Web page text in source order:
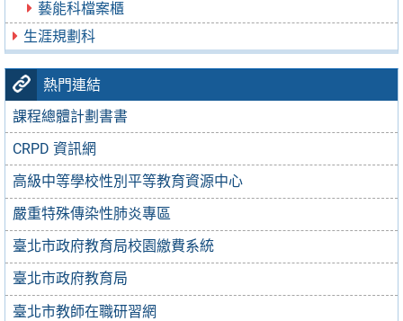
藝能科檔案櫃
生涯規劃科
熱門連結
課程總體計劃書書
CRPD 資訊網
高級中等學校性別平等教育資源中心
嚴重特殊傳染性肺炎專區
臺北市政府教育局校園繳費系統
臺北市政府教育局
臺北市教師在職研習網